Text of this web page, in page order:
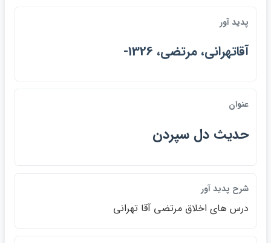
پديد آور
آقاتهراني، مرتضي، 1326-
عنوان
حديث دل سپردن
شرح پديد آور
درس هاي اخلاق مرتضي آقا تهراني